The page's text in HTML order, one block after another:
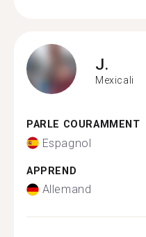
J.
Mexicali
PARLE COURAMMENT
Espagnol
APPREND
Allemand